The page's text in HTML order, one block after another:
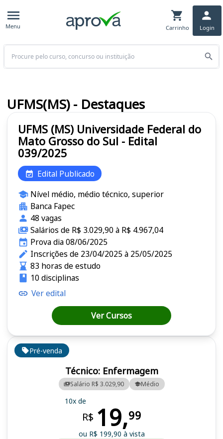
Menu Carrinho Login
Buscar
Pré-venda
Técnico: Enfermagem
Salário R$ 3.029,90 Médio
10x de
R$ 19,99
ou R$ 199,90 à vista
UFMS (MS) Universidade Federal do
Mato Grosso do Sul - Edital
039/2025
Edital Publicado
Nível médio, médio técnico, superior
Banca Fapec
48 vagas
Salários de R$ 3.029,90 à R$ 4.967,04
Prova dia 08/06/2025
Inscrições de 23/04/2025 à 25/05/2025
83 horas de estudo
10 disciplinas
Ver edital
Ver Cursos
UFMS(MS) - Destaques